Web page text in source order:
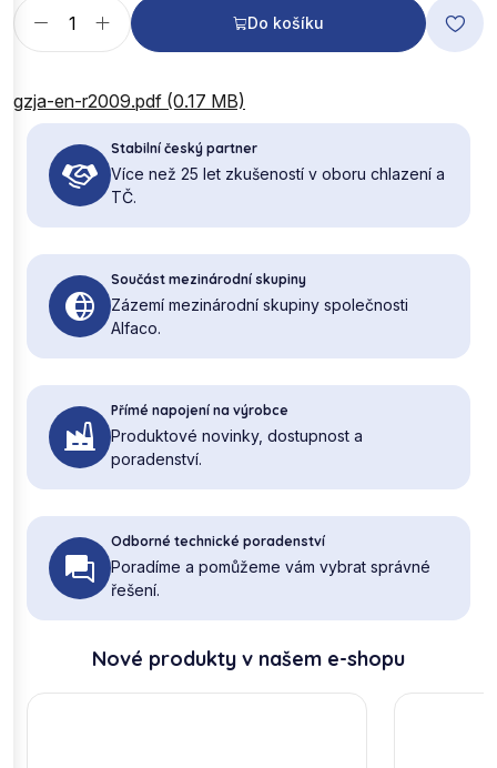
Do košíku
gzja-en-r2009.pdf (0.17 MB)
Stabilní český partner
Více než 25 let zkušeností v oboru chlazení a
TČ.
Součást mezinárodní skupiny
Zázemí mezinárodní skupiny společnosti
Alfaco.
Přímé napojení na výrobce
Produktové novinky, dostupnost a
poradenství.
Odborné technické poradenství
Poradíme a pomůžeme vám vybrat správné
řešení.
Nové produkty v našem e-shopu